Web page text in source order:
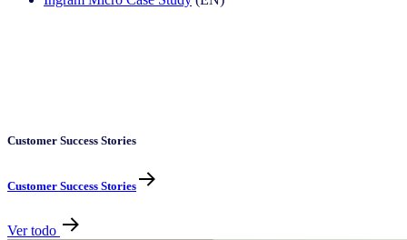
Customer Success Stories
Customer Success Stories
Ver todo